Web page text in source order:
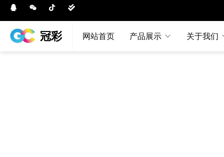
冠彩 网站首页 产品展示 关于我们